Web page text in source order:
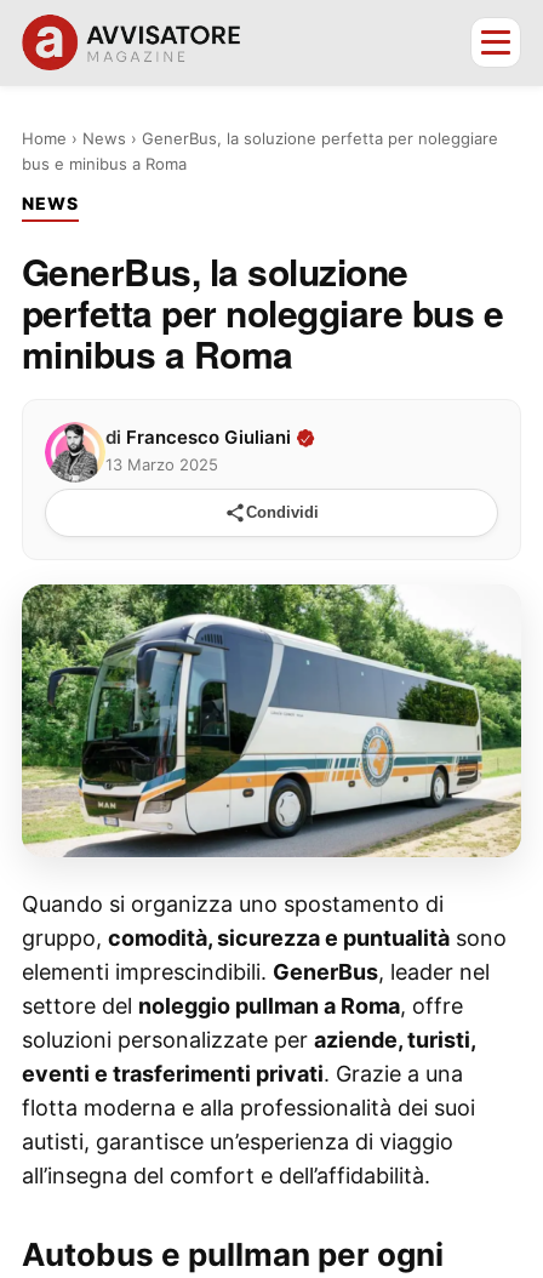
Home › News › GenerBus, la soluzione perfetta per noleggiare
bus e minibus a Roma
NEWS
GenerBus, la soluzione
perfetta per noleggiare bus e
minibus a Roma
di Francesco Giuliani
13 Marzo 2025
Condividi
Quando si organizza uno spostamento di
gruppo, comodità, sicurezza e puntualitàsono
elementi imprescindibili. GenerBus, leader nel
settore del noleggio pullman a Roma, offre
soluzioni personalizzate per aziende, turisti,
eventi e trasferimenti privati. Grazie a una
flotta moderna e alla professionalità dei suoi
autisti, garantisce un’esperienza di viaggio
all’insegna del comfort e dell’affidabilità.
Autobus e pullman per ogni